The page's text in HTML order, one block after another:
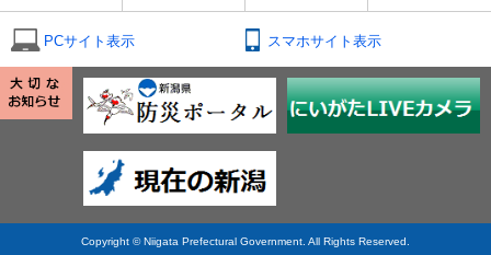
PCサイト表示 スマホサイト表示
Copyright © Niigata Prefectural Government. All Rights Reserved.